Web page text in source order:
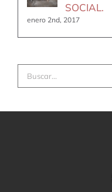
SOCIAL.
enero 2nd, 2017
Buscar: